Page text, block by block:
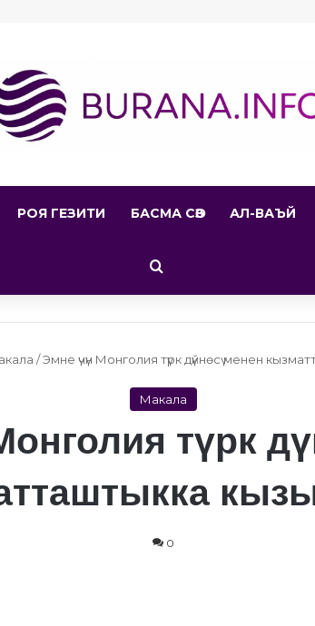
РОЯ ГЕЗИТИ БАСМА СӨЗ АЛ-ВАЪЙ
/Эмне үчүн Монголия түрк дүйнөсү менен
Макала
түрк
0